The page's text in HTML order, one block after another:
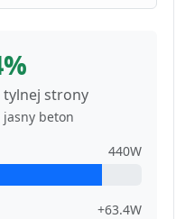
strony
beton
440W
+63.4W